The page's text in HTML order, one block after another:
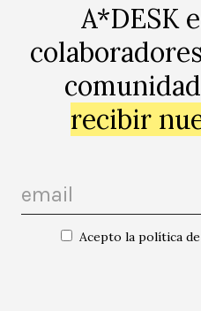
A*DESK
recibir
Acepto la política